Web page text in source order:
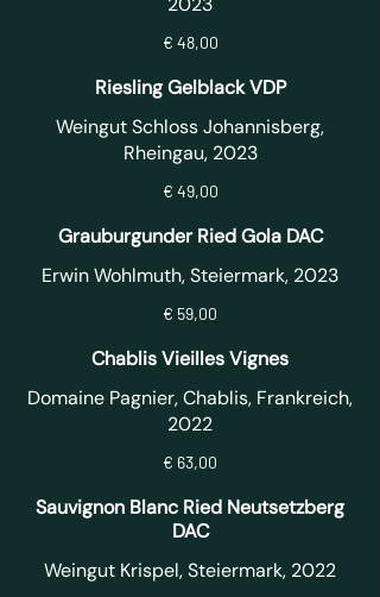
€ 48,00
Riesling Gelblack VDP
Weingut Schloss Johannisberg,
Rheingau, 2023
€ 49,00
Grauburgunder Ried Gola DAC
Erwin Wohlmuth, Steiermark, 2023
€ 59,00
Chablis Vieilles Vignes
Domaine Pagnier, Chablis, Frankreich,
2022
€ 63,00
Sauvignon Blanc Ried Neutsetzberg
DAC
Weingut Krispel, Steiermark, 2022